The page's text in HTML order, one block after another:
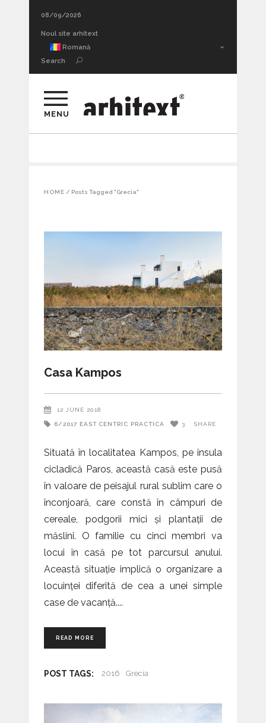
08/09/2026
Noul site arhitext
Adâncimea sufletească a urmei. Thrill architecture II
Romană
Search
MENU
HOME / Posts Tagged "Grecia"
Casa Kampos
12 JUNE 2018
6/2017 EAST CENTRIC PRACTICA 3 SHARE
Situată în localitatea Kampos, pe insula
cicladică Paros, această casă este pusă
în valoare de peisajul rural sublim care o
înconjoară, care constă în câmpuri de
cereale, podgorii mici și plantații de
măslini. O familie cu cinci membri va
locui în casă pe tot parcursul anului.
Această situație implică o organizare a
locuinței diferită de cea a unei simple
case de vacanță.
READ MORE
POST TAGS: 2016 Grecia